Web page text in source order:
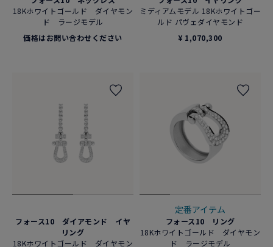
18Kホワイトゴールド ダイヤモン
ド ラージモデル
価格はお問い合わせください
ミディアムモデル 18Kホワイトゴー
ルド パヴェダイヤモンド
¥ 1,070,300
フォース10 ダイアモンド イヤ
リング
18Kホワイトゴールド ダイヤモン
定番アイテム
フォース10 リング
18Kホワイトゴールド ダイヤモン
ド ラージモデル